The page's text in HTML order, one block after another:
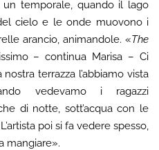
temporale, quando il lago
cielo e le onde muovono i
arancio, animandole. «The
– continua Marisa – Ci
terrazza l’abbiamo vista
vedevamo i ragazzi
di notte, sott’acqua con le
poi si fa vedere spesso,
mangiare».